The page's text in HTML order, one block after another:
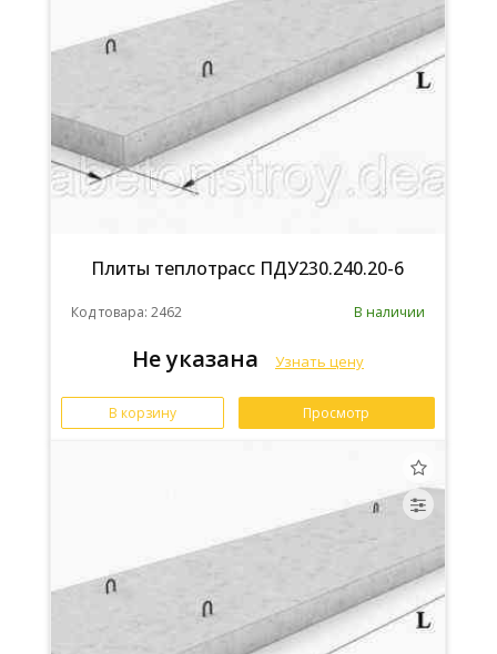
Плиты теплотрасс ПДУ230.240.20-6
Код товара: 2462 В наличии
Не указана Узнать цену
В корзину Просмотр